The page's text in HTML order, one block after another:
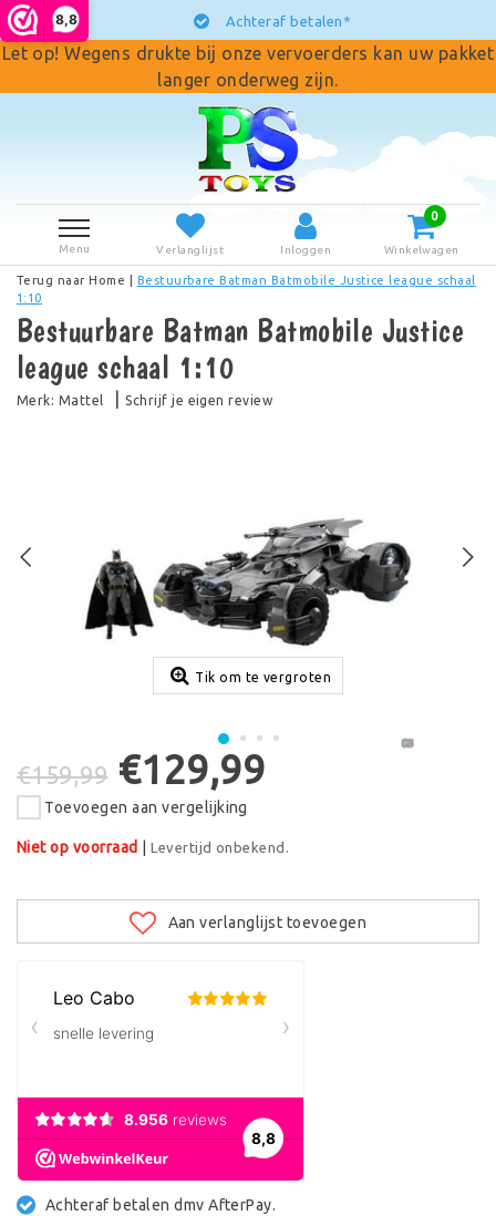
8,8 Achteraf betalen*
Let op! Wegens drukte bij onze vervoerders kan uw pakket
langer onderweg zijn.
Menu Verlanglijst Inloggen
0
Winkelwagen
Terug naar Home
Bestuurbare Batman Batmobile Justice league schaal
1:10
Bestuurbare Batman Batmobile Justice
league schaal 1:10
Merk: Mattel |Schrijf je eigen review
Tik om te vergroten
€159,99 €129,99
Toevoegen aan vergelijking
Niet op voorraad |Levertijd onbekend.
Aan verlanglijst toevoegen
Achteraf betalen dmv AfterPay.